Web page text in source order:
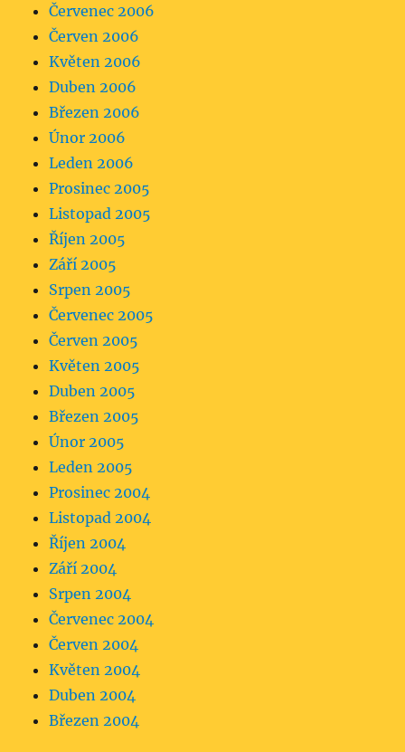
Červenec 2006
Červen 2006
Květen 2006
Duben 2006
Březen 2006
Únor 2006
Leden 2006
Prosinec 2005
Listopad 2005
Říjen 2005
Září 2005
Srpen 2005
Červenec 2005
Červen 2005
Květen 2005
Duben 2005
Březen 2005
Únor 2005
Leden 2005
Prosinec 2004
Listopad 2004
Říjen 2004
Září 2004
Srpen 2004
Červenec 2004
Červen 2004
Květen 2004
Duben 2004
Březen 2004